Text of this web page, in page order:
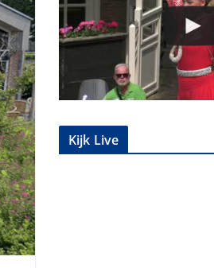
Kijk Live